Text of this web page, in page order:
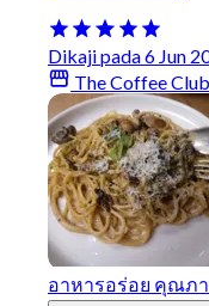
Dikaji pada 6 Jun
The Coffee
อาหารอร่อย คุณภ